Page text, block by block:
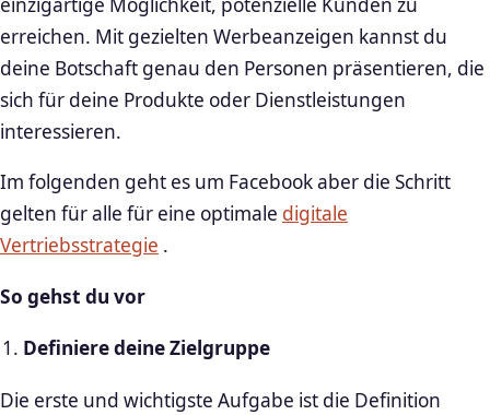
erreichen. Mit gezielten Werbeanzeigen kannst du
deine Botschaft genau den Personen präsentieren, die
sich für deine Produkte oder Dienstleistungen
interessieren.
Im folgenden geht es um Facebook aber die Schritt
gelten für alle für eine optimale digitale
Vertriebsstrategie .
So gehst du vor
Definiere deine Zielgruppe
Die erste und wichtigste Aufgabe ist die Definition